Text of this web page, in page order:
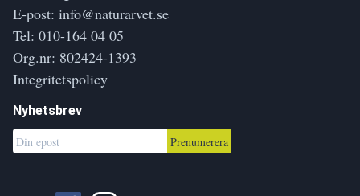
E-post: info@naturarvet.se
Tel: 010-164 04 05
Org.nr: 802424-1393
Integritetspolicy
Nyhetsbrev
Prenumerera